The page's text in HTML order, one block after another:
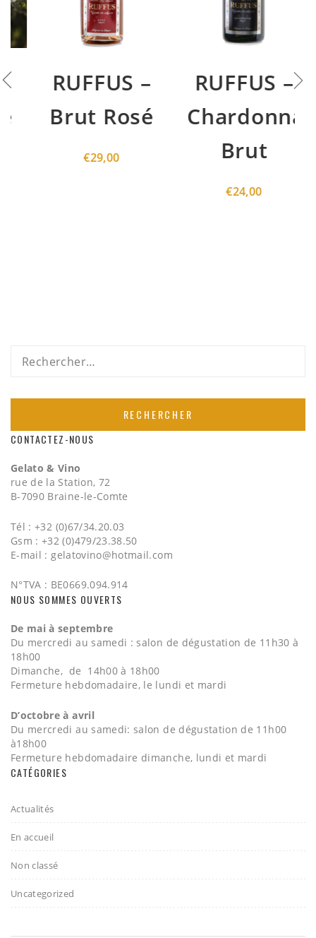
RUFFUS –
Brut Rosé
29,00
RUFFUS –
Chardonnay
Brut
24,00
Rechercher :
CONTACTEZ-NOUS
Gelato & Vino
rue de la Station, 72
B-7090 Braine-le-Comte
Tél : +32 (0)67/34.20.03
Gsm : +32 (0)479/23.38.50
E-mail : gelatovino@hotmail.com
N°TVA : BE0669.094.914
NOUS SOMMES OUVERTS
De mai à septembre
Du mercredi au samedi : salon de dégustation de 11h30 à
18h00
Dimanche, de 14h00 à 18h00
Fermeture hebdomadaire, le lundi et mardi
D’octobre à avril
Du mercredi au samedi: salon de dégustation de 11h00
à18h00
Fermeture hebdomadaire dimanche, lundi et mardi
CATÉGORIES
Actualités
En accueil
Non classé
Uncategorized